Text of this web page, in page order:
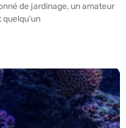
de jardinage, un amateur